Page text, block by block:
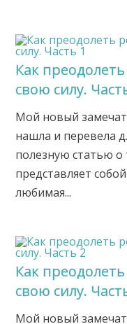
Как
свою силу.
Мой новый
нашла и перевела
полезную статью о
представляет
любимая...
Как
свою силу.
Мой новый